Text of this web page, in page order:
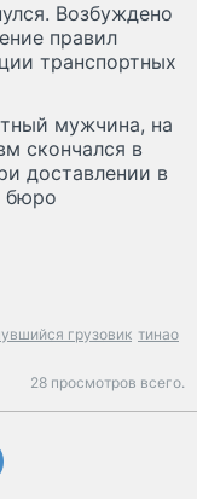
Возбуждено
правил
транспортных
мужчина, на
скончался в
доставлении в
бюро
грузовик тинао
28 просмотров всего.